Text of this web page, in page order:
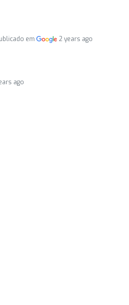
em 2 years ago
ago